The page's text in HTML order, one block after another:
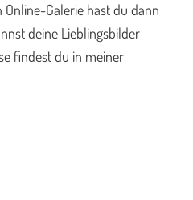
Galerie hast du dann
deine Lieblingsbilder
findest du in meiner